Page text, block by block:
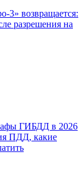
3» возвращается:
разрешения на
ГИБДД в 2026
ПДД, какие